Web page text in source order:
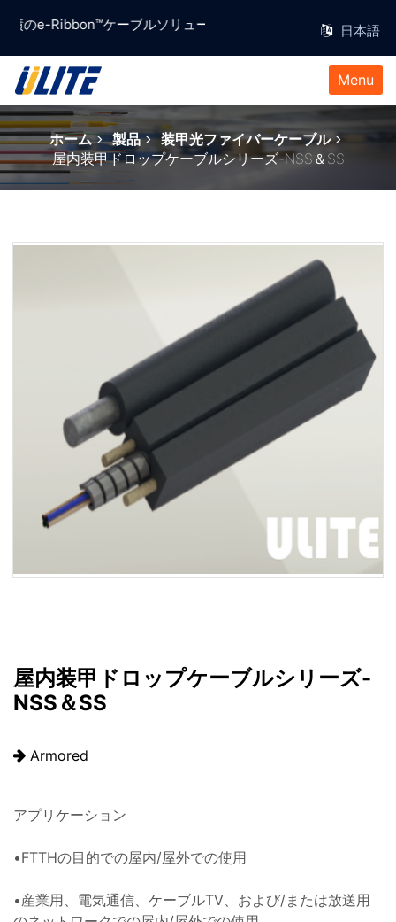
のe-Ribbon™ケーブルソリューションプロバイダー。
Menu
ホーム 製品
装甲光ファイバーケーブル
屋内装甲ドロップケーブルシリーズ-NSS＆SS
屋内装甲ドロップケーブルシリーズ-
NSS＆SS
Armored
アプリケーション
•FTTHの目的での屋内/屋外での使用
•産業用、電気通信、ケーブルTV、および/または放送用